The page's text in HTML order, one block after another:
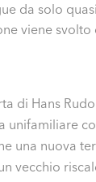
da solo
viene
di Hans
unifamiliare
una nuova
vecchio